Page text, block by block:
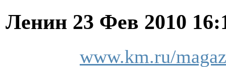
Ленин 23 Фев 2010
www.km.ru/